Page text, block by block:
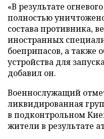
«В результате
полностью
состава противника,
иностранных
боеприпасов, а также
устройства для
добавил он.
Военнослужащий
ликвидированная
в подконтрольном
жители в результате